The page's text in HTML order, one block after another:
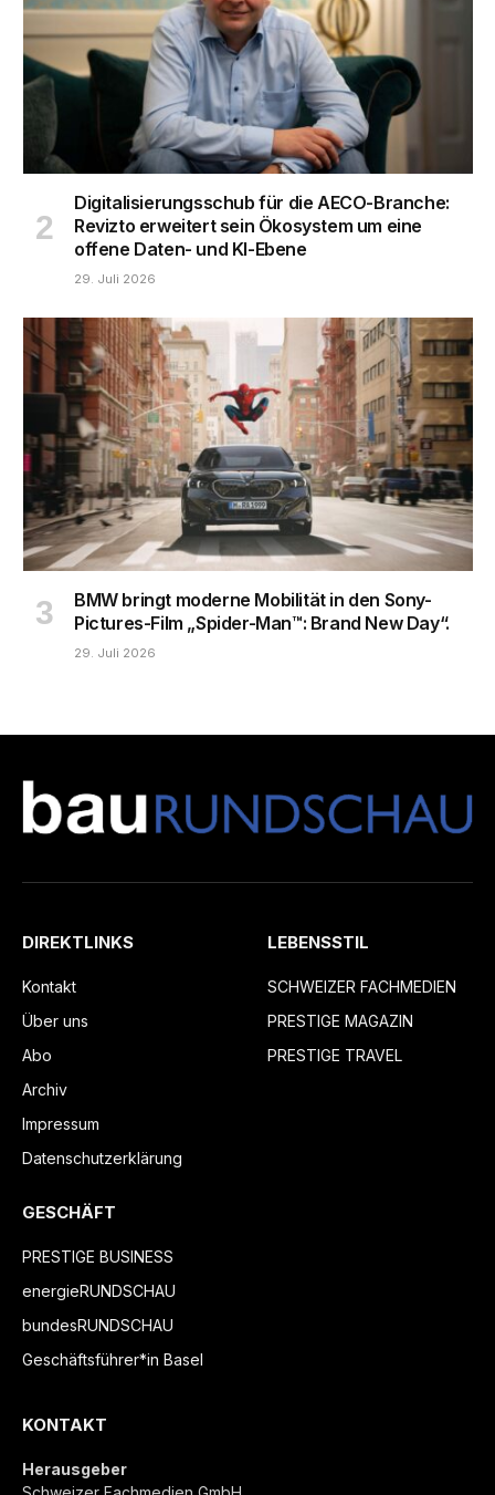
Digitalisierungsschub für die AECO-Branche:
Revizto erweitert sein Ökosystem um eine
offene Daten- und KI-Ebene
29. Juli 2026
BMW bringt moderne Mobilität in den Sony-
Pictures-Film „Spider-Man™: Brand New Day“.
29. Juli 2026
DIREKTLINKS
Kontakt
Über uns
Abo
Archiv
Impressum
Datenschutzerklärung
LEBENSSTIL
SCHWEIZER FACHMEDIEN
PRESTIGE MAGAZIN
PRESTIGE TRAVEL
GESCHÄFT
PRESTIGE BUSINESS
energieRUNDSCHAU
bundesRUNDSCHAU
Geschäftsführer*in Basel
KONTAKT
Herausgeber